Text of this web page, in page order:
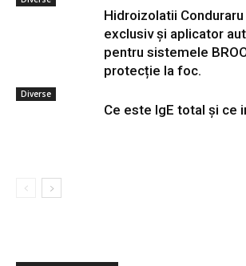
Hidroizolatii
exclusiv și aplicator
pentru sistemele
protecție la foc.
Diverse
Ce este IgE total și ce